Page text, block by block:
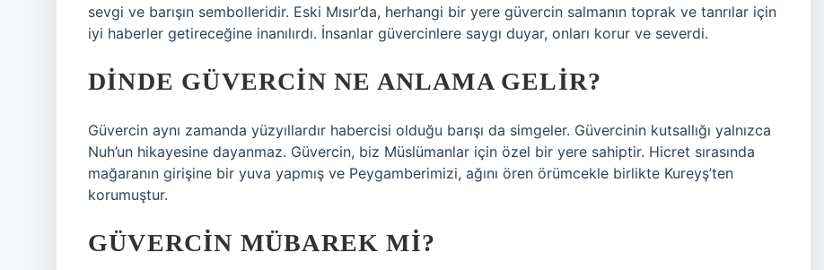
sevgi ve barışın sembolleridir. Eski Mısır’da, herhangi bir yere güvercin salmanın toprak ve tanrılar için
iyi haberler getireceğine inanılırdı. İnsanlar güvercinlere saygı duyar, onları korur ve severdi.
DINDE GÜVERCIN NE ANLAMA GELIR?
Güvercin aynı zamanda yüzyıllardır habercisi olduğu barışı da simgeler. Güvercinin kutsallığı yalnızca
Nuh’un hikayesine dayanmaz. Güvercin, biz Müslümanlar için özel bir yere sahiptir. Hicret sırasında
mağaranın girişine bir yuva yapmış ve Peygamberimizi, ağını ören örümcekle birlikte Kureyş’ten
korumuştur.
GÜVERCIN MÜBAREK MI?